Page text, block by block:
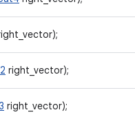
right_vector);
right_vector);